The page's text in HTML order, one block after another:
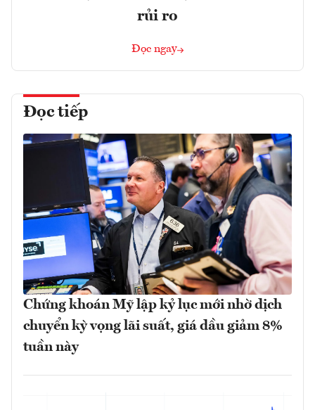
rủi ro
Đọc ngay
Đọc tiếp
Chứng khoán Mỹ lập kỷ lục mới nhờ dịch
chuyển kỳ vọng lãi suất, giá dầu giảm 8%
tuần này